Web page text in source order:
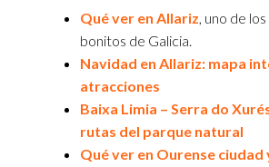
Qué ver en Allariz, uno de
bonitos de Galicia.
Navidad en Allariz: mapa
atracciones
Baixa Limia – Serra do
rutas del parque natural
Qué ver en Ourense ciudad